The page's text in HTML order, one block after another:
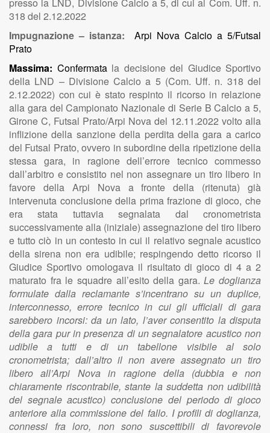
318 del 2.12.2022
Impugnazione – istanza: Arpi Nova Calcio a 5/Futsal
Prato
Massima: Confermata la decisione del Giudice Sportivo
della LND – Divisione Calcio a 5 (Com. Uff. n. 318 del
2.12.2022) con cui è stato respinto il ricorso in relazione
alla gara del Campionato Nazionale di Serie B Calcio a 5,
Girone C, Futsal Prato/Arpi Nova del 12.11.2022 volto alla
inflizione della sanzione della perdita della gara a carico
del Futsal Prato, ovvero in subordine della ripetizione della
stessa gara, in ragione dell’errore tecnico commesso
dall’arbitro e consistito nel non assegnare un tiro libero in
favore della Arpi Nova a fronte della (ritenuta) già
intervenuta conclusione della prima frazione di gioco, che
era stata tuttavia segnalata dal cronometrista
successivamente alla (iniziale) assegnazione del tiro libero
e tutto ciò in un contesto in cui il relativo segnale acustico
della sirena non era udibile; respingendo detto ricorso il
Giudice Sportivo omologava il risultato di gioco di 4 a 2
maturato fra le squadre all’esito della gara.Le doglianza
formulate dalla reclamante s’incentrano su un duplice,
interconnesso, errore tecnico in cui gli ufficiali di gara
sarebbero incorsi: da un lato, l’aver consentito la disputa
della gara pur in presenza di un segnalatore acustico non
udibile a tutti e di un tabellone visibile al solo
cronometrista; dall’altro il non avere assegnato un tiro
libero all’Arpi Nova in ragione della (dubbia e non
chiaramente riscontrabile, stante la suddetta non udibilità
del segnale acustico) conclusione del periodo di gioco
anteriore alla commissione del fallo. I profili di doglianza,
connessi fra loro, non sono suscettibili di favorevole